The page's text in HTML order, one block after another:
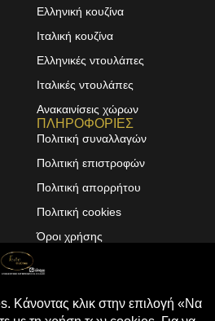
Ελληνική κουζίνα
Ιταλική κουζίνα
Ελληνικές ντουλάπες
Ιταλικές ντουλάπες
Ανακαινίσεις χώρων
ΠΛΗΡΟΦΟΡΙΕΣ
Πολιτική συναλλαγών
Πολιτική επιστροφών
Πολιτική απορρήτου
Πολιτική cookies
Όροι χρήσης
. All Rights
by